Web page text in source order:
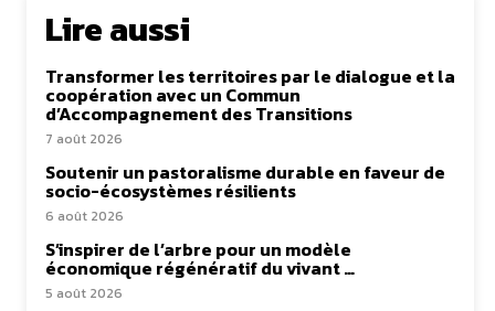
Lire aussi
Transformer les territoires par le dialogue et la
coopération avec un Commun
d’Accompagnement des Transitions
7 août 2026
Soutenir un pastoralisme durable en faveur de
socio-écosystèmes résilients
6 août 2026
S’inspirer de l’arbre pour un modèle
économique régénératif du vivant …
5 août 2026